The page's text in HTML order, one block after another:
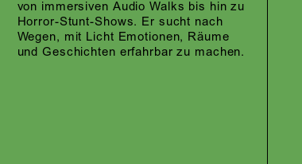
von immersiven Audio Walks bis hin zu
Horror-Stunt-Shows. Er sucht nach
Wegen, mit Licht Emotionen, Räume
und Geschichten erfahrbar zu machen.